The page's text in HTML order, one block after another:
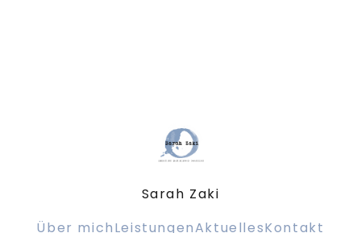
Sarah Zaki
Über michLeistungenAktuellesKontakt